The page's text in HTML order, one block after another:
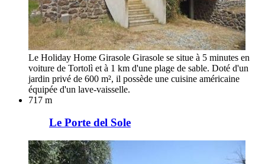
Le Holiday Home Girasole Girasole se situe à 5 minutes en
voiture de Tortolì et à 1 km d'une plage de sable. Doté d'un
jardin privé de 600 m², il possède une cuisine américaine
équipée d'un lave-vaisselle.
717 m
Le Porte del Sole